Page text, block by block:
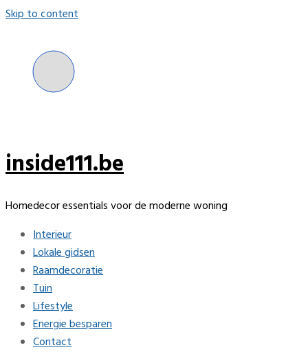
Skip to content
inside111.be
Homedecor essentials voor de moderne woning
Interieur
Lokale gidsen
Raamdecoratie
Tuin
Lifestyle
Energie besparen
Contact